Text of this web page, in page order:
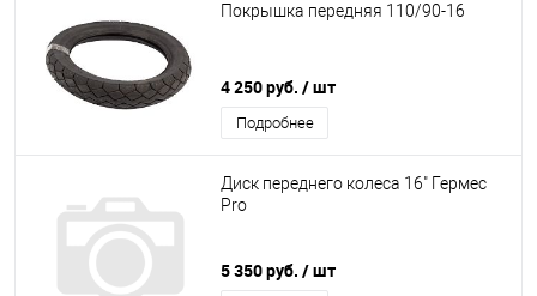
Покрышка передняя 110/90-16
4 250 руб. / шт
Подробнее
Диск переднего колеса 16" Гермес
Pro
5 350 руб. / шт